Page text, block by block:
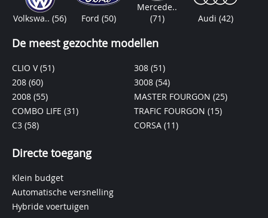
Volkswa..(56) Ford (50)
Mercede..
(71)
Audi (42)
De meest gezochte modellen
CLIO V(51)
208 (60)
2008 (55)
COMBO LIFE (31)
C3 (58)
308 (51)
3008 (54)
MASTER FOURGON (25)
TRAFIC FOURGON (15)
CORSA (11)
Directe toegang
Klein budget
Automatische versnelling
Hybride voertuigen